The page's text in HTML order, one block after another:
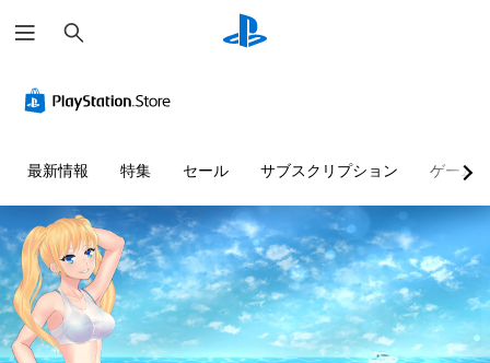
索
最新情報 特集 セール サブスクリプション ゲーム